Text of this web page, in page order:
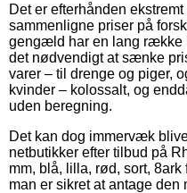
Det er efterhånden
sammenligne priser på
gengæld har en lang række
det nødvendigt at sænke
varer – til drenge og piger,
kvinder – kolossalt, og
uden beregning.
Det kan dog immervæk
netbutikker efter tilbud på
mm, blå, lilla, rød, sort,
man er sikret at antage den